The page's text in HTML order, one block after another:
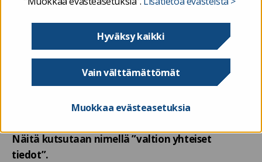
Hyväksy kaikki
Vain välttämättömät
Muokkaa evästeasetuksia
valtioneuvostolle ja Palkeet asiakasvirastoilleen
valmistelun ja päätöksenteon tueksi.
Valtiokonttorilla ja Palkeilla on oikeus saada
maksutta ja salassapitosäännösten estämättä
hoitamiseksi välttämättömät valtionhallinnon
Näitä kutsutaan nimellä”valtion yhteiset
tiedot”.